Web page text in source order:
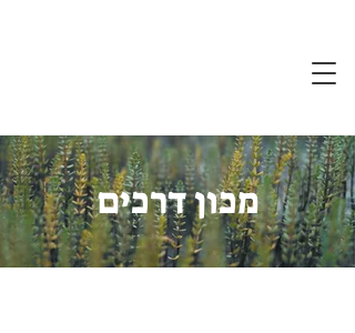
מכון דרכים